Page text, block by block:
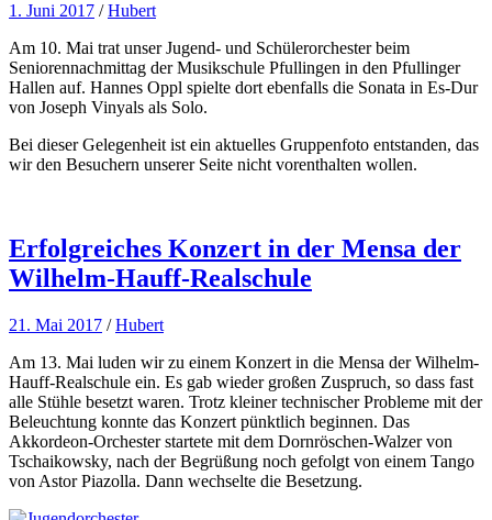
1. Juni 2017 /Hubert
Am 10. Mai trat unser Jugend- und Schülerorchester beim
Seniorennachmittag der Musikschule Pfullingen in den Pfullinger
Hallen auf. Hannes Oppl spielte dort ebenfalls die Sonata in Es-Dur
von Joseph Vinyals als Solo.
Bei dieser Gelegenheit ist ein aktuelles Gruppenfoto entstanden, das
wir den Besuchern unserer Seite nicht vorenthalten wollen.
Erfolgreiches Konzert in der Mensa der
Wilhelm-Hauff-Realschule
21. Mai 2017 /Hubert
Am 13. Mai luden wir zu einem Konzert in die Mensa der Wilhelm-
Hauff-Realschule ein. Es gab wieder großen Zuspruch, so dass fast
alle Stühle besetzt waren. Trotz kleiner technischer Probleme mit der
Beleuchtung konnte das Konzert pünktlich beginnen. Das
Akkordeon-Orchester startete mit dem Dornröschen-Walzer von
Tschaikowsky, nach der Begrüßung noch gefolgt von einem Tango
von Astor Piazolla. Dann wechselte die Besetzung.